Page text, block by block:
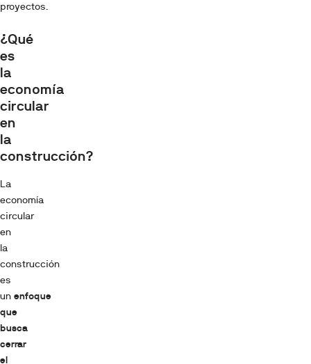
proyectos.
¿Qué
es
la
economía
circular
en
la
construcción?
La
economía
circular
en
la
construcción
es
un enfoque
que
busca
cerrar
el